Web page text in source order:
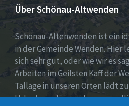
Über Schönau-Altwenden
Schönau-Altenwenden ist ein
in der Gemeinde Wenden. Hier
sich sehr gut, oder wie wir es
Arbeiten im Geilsten Kaff der
Tallage in unseren Orten lädt
Urlaub machen und zum